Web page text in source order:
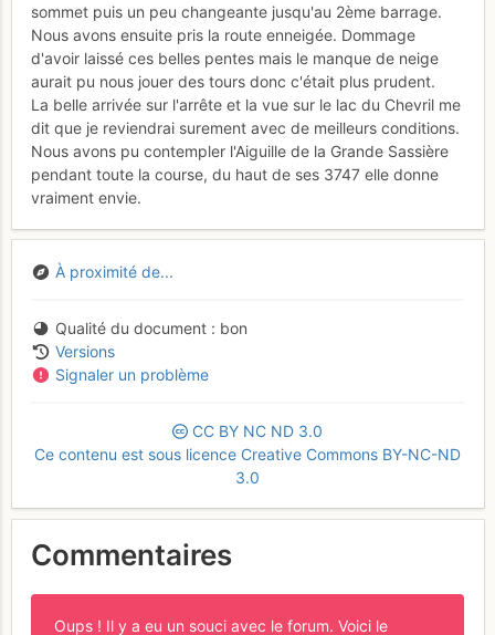
sommet puis un peu changeante jusqu'au 2ème barrage.
Nous avons ensuite pris la route enneigée. Dommage
d'avoir laissé ces belles pentes mais le manque de neige
aurait pu nous jouer des tours donc c'était plus prudent.
La belle arrivée sur l'arrête et la vue sur le lac du Chevril me
dit que je reviendrai surement avec de meilleurs conditions.
Nous avons pu contempler l'Aiguille de la Grande Sassière
pendant toute la course, du haut de ses 3747 elle donne
vraiment envie.
À proximité de...
Qualité du document
bon
Versions
Signaler un problème
CC BY NC ND 3.0
Ce contenu est sous licence Creative Commons BY-NC-ND
3.0
Commentaires
Oups ! Il y a eu un souci avec le forum. Voici le